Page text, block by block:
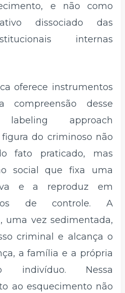
e não como
dissociado das
internas
oferece instrumentos
compreensão desse
approach
do criminoso não
fato praticado, mas
social que fixa uma
e a reproduz em
de controle. A
uma vez sedimentada,
criminal e alcança o
a família e a própria
indivíduo. Nessa
ao esquecimento não